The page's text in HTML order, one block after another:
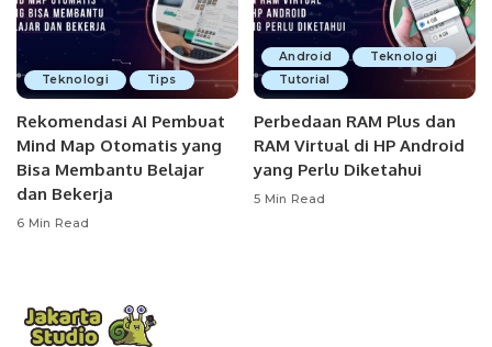
Teknologi Tips
Rekomendasi AI Pembuat
Mind Map Otomatis yang
Bisa Membantu Belajar
dan Bekerja
6 Min Read
Android
Teknologi
Tutorial
Perbedaan RAM Plus dan
RAM Virtual di HP Android
yang Perlu Diketahui
5 Min Read